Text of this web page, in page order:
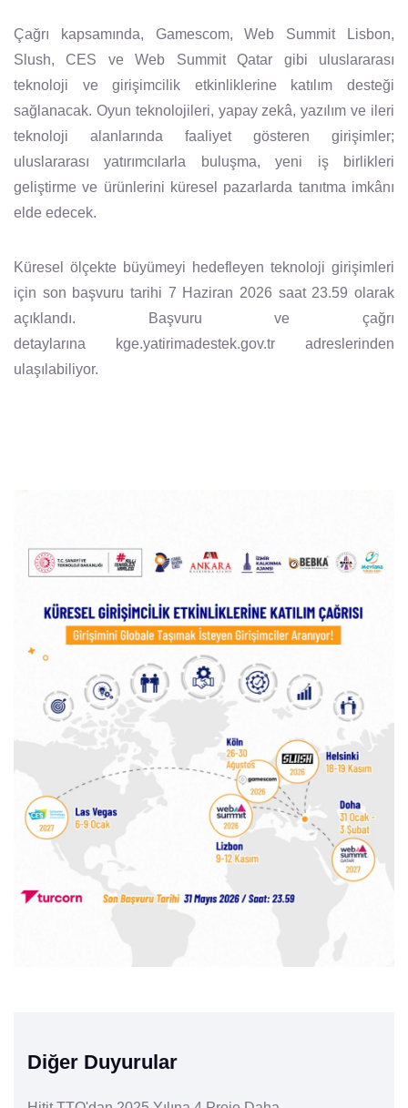
Çağrı kapsamında, Gamescom, Web Summit Lisbon,
Slush, CES ve Web Summit Qatar gibi uluslararası
teknoloji ve girişimcilik etkinliklerine katılım desteği
sağlanacak. Oyun teknolojileri, yapay zekâ, yazılım ve ileri
teknoloji alanlarında faaliyet gösteren girişimler;
uluslararası yatırımcılarla buluşma, yeni iş birlikleri
geliştirme ve ürünlerini küresel pazarlarda tanıtma imkânı
elde edecek.
Küresel ölçekte büyümeyi hedefleyen teknoloji girişimleri
için son başvuru tarihi 7 Haziran 2026 saat 23.59 olarak
açıklandı. Başvuru ve çağrı
detaylarına kge.yatirimadestek.gov.tr adreslerinden
ulaşılabiliyor.
Diğer Duyurular